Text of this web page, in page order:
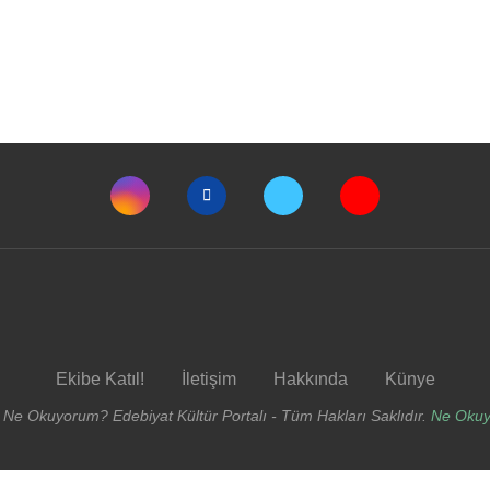
Ekibe Katıl! İletişim Hakkında Künye
Okuyorum? Edebiyat Kültür Portalı - Tüm Hakları Saklıdır. Ne